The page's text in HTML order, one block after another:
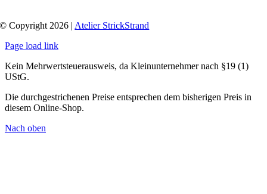
© Copyright 2026 | Atelier StrickStrand
Page load link
Kein Mehrwertsteuerausweis, da Kleinunternehmer nach §19 (1)
UStG.
Die durchgestrichenen Preise entsprechen dem bisherigen Preis in
diesem Online-Shop.
Nach oben